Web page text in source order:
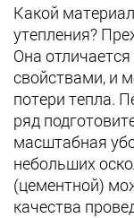
Какой
утепления?
Она
свойствами, и
потери тепла.
ряд
масштабная
небольших
(цементной)
качества